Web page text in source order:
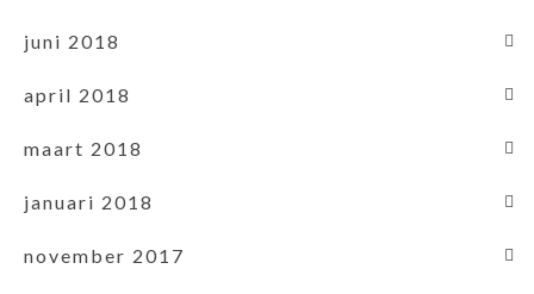
juni 2018
april 2018
maart 2018
januari 2018
november 2017